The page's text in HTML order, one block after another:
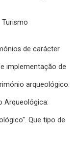
Turismo
de carácter
implementação de
arqueológico:
Arqueológica:
Que tipo de